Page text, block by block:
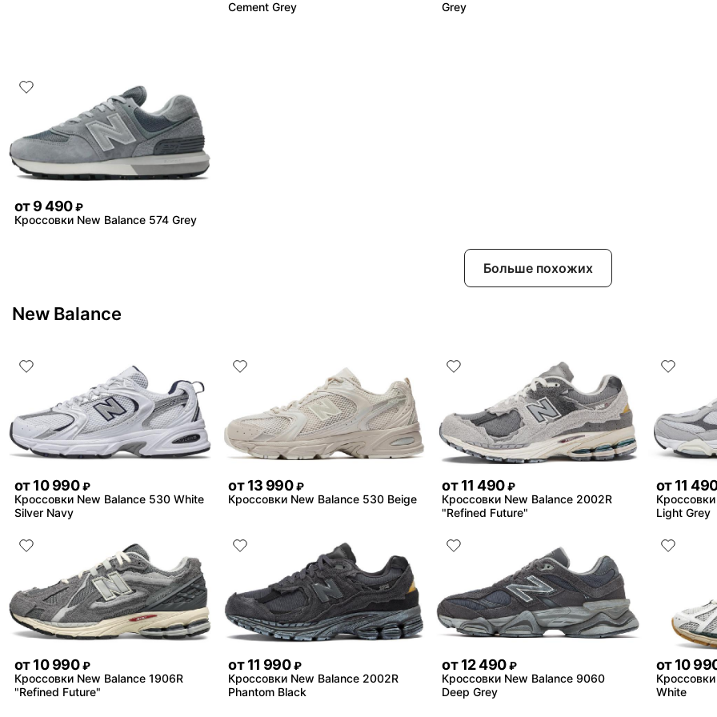
Cement Grey
Grey
от9 490 ₽
Кроссовки New Balance 574 Grey
Больше похожих
New Balance
от10 990 ₽
Кроссовки New Balance 530 White
Silver Navy
от 13 990 ₽
Кроссовки New Balance 530 Beige
от 11 490 ₽
Кроссовки New Balance 2002R
"Refined Future"
от 11
Light Grey
от10 990 ₽
Кроссовки New Balance 1906R
"Refined Future"
от 11 990 ₽
Кроссовки New Balance 2002R
Phantom Black
от 12 490 ₽
Кроссовки New Balance 9060
Deep Grey
от 10
White